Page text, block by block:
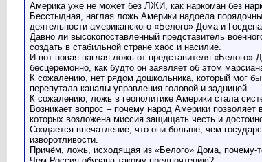
Америка уже не может без ЛЖИ, как наркоман без
Бесстыдная, наглая ложь Америки надоела
деятельности американского «Белого» Дома и
Давно ли высокопоставленный представитель
создать в стабильной стране хаос и насилие.
И вот новая наглая ложь от представителя «Белого»
бесцеремонно, как будто он заявляет об этом
К сожалению, нет рядом дошкольника, который мог
перепутала каналы управления головой и задницей.
К сожалению, ложь в геополитике Америки стала
Возникает вопрос – почему народ Америки
которых возложена миссия защищать честь и
Создается впечатление, что они больше, чем
изворотливости.
Причём, ложь, исходящая из «Белого» Дома, почему-